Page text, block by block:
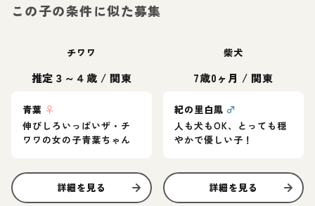
この子の条件に似た募集
チワワ
推定３～４歳 / 関東
青葉 ♀
伸びしろいっぱいザ・チ
ワワの女の子青葉ちゃん
詳細を見る
柴犬
7歳0ヶ月 / 関東
紀の里白鳳 ♂
人も犬もOK、とっても穏
やかで優しい子！
詳細を見る